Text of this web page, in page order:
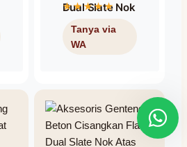
Dual Slate Nok
Siku Warna
Hitam